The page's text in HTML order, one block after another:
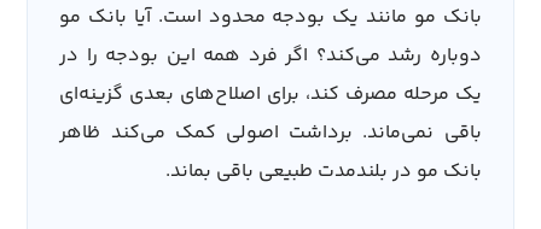
بانک مو مانند یک بودجه محدود است. آیا بانک مو
دوباره رشد می‌کند؟ اگر فرد همه این بودجه را در
یک مرحله مصرف کند، برای اصلاح‌های بعدی گزینه‌ای
باقی نمی‌ماند. برداشت اصولی کمک می‌کند ظاهر
بانک مو در بلندمدت طبیعی باقی بماند.